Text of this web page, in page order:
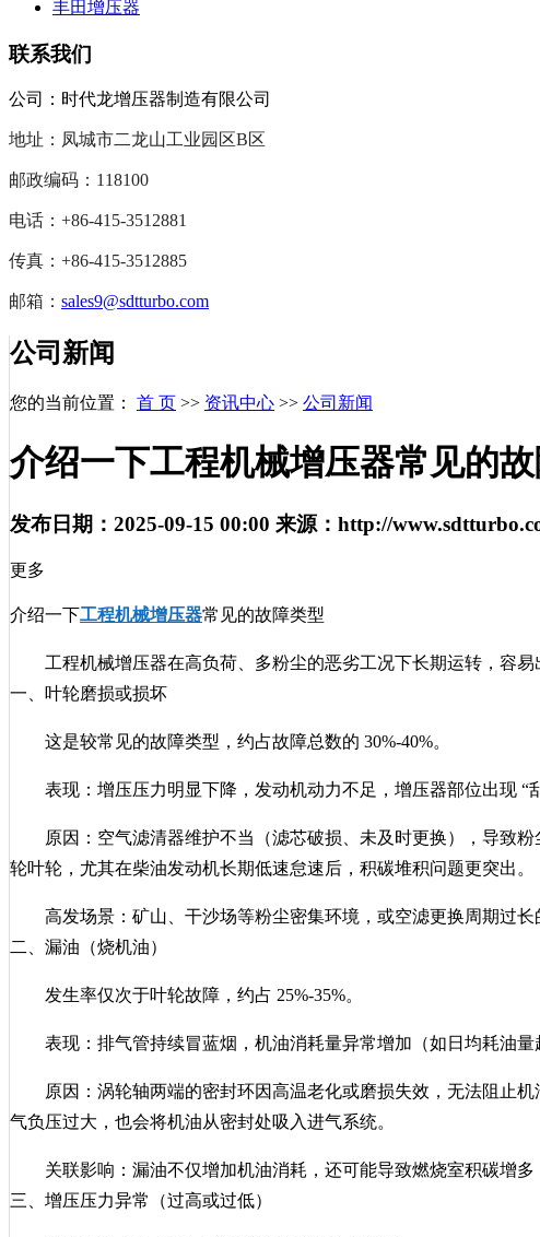
丰田增压器
联系我们
公司： 时代龙增压器制造有限公司
地址：凤城市二龙山工业园区B区
邮政编码：118100
电话：+86-415-3512881
传真：+86-415-3512885
邮箱： sales9@sdtturbo.com
公司新闻
您的当前位置： 首 页 >> 资讯中心 >> 公司新闻
介绍一下工程机械增压器常见的
发布日期： 2025-09-15 00:00 来源： http://
更多
介绍一下工程机械增压器常见的故障类型
工程机械增压器在高负荷、多粉尘的恶劣工况下长期运转，容
一、叶轮磨损或损坏
这是较常见的故障类型，约占故障总数的 30%-40%。
表现：增压压力明显下降，发动机动力不足，增压器部位出现 “
原因：空气滤清器维护不当（滤芯破损、未及时更换），导致
轮叶轮，尤其在柴油发动机长期低速怠速后，积碳堆积问题更突出。
高发场景：矿山、干沙场等粉尘密集环境，或空滤更换周期过长
二、漏油（烧机油）
发生率仅次于叶轮故障，约占 25%-35%。
表现：排气管持续冒蓝烟，机油消耗量异常增加（如日均耗油
原因：涡轮轴两端的密封环因高温老化或磨损失效，无法阻止
气负压过大，也会将机油从密封处吸入进气系统。
关联影响：漏油不仅增加机油消耗，还可能导致燃烧室积碳增多
三、增压压力异常（过高或过低）